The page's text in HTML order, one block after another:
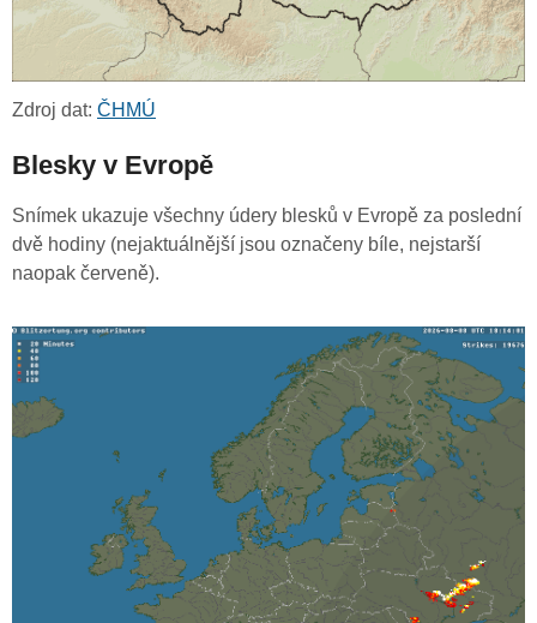
Zdroj dat: ČHMÚ
Blesky v Evropě
Snímek ukazuje všechny údery blesků v Evropě za poslední
dvě hodiny (nejaktuálnější jsou označeny bíle, nejstarší
naopak červeně).